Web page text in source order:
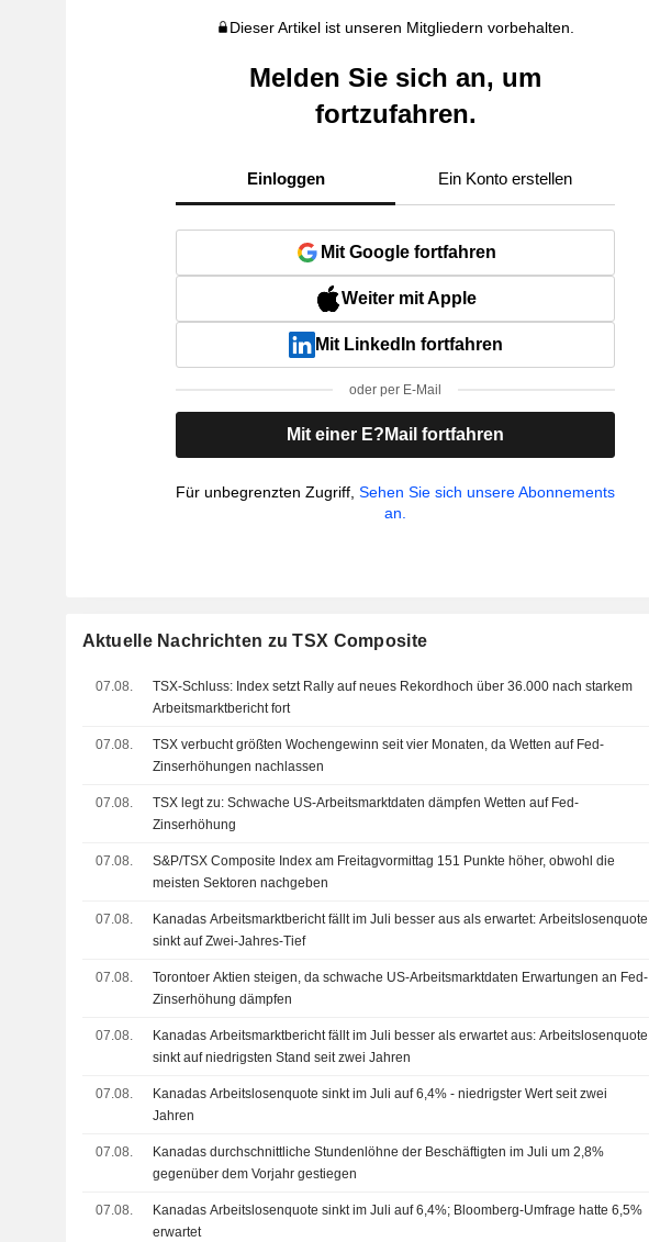
Dieser Artikel ist unseren Mitgliedern vorbehalten.
Melden Sie sich an, um
fortzufahren.
Einloggen Ein Konto erstellen
Mit Google fortfahren
Weiter mit Apple
Mit LinkedIn fortfahren
oder per E-Mail
Mit einer E?Mail fortfahren
Für unbegrenzten Zugriff,Sehen Sie sich unsere Abonnements
an.
Aktuelle Nachrichten zu TSX Composite
07.08.
TSX-Schluss: Index setzt Rally auf neues Rekordhoch über 36.000 nach starkem
Arbeitsmarktbericht fort
07.08.
TSX verbucht größten Wochengewinn seit vier Monaten, da Wetten auf Fed-
Zinserhöhungen nachlassen
07.08.
TSX legt zu: Schwache US-Arbeitsmarktdaten dämpfen Wetten auf Fed-
Zinserhöhung
07.08.
S&P/TSX Composite Index am Freitagvormittag 151 Punkte höher, obwohl die
meisten Sektoren nachgeben
07.08.
Kanadas Arbeitsmarktbericht fällt im Juli besser aus als erwartet: Arbeitslosenquote
sinkt auf Zwei-Jahres-Tief
07.08.
Torontoer Aktien steigen, da schwache US-Arbeitsmarktdaten Erwartungen an Fed-
Zinserhöhung dämpfen
07.08.
Kanadas Arbeitsmarktbericht fällt im Juli besser als erwartet aus: Arbeitslosenquote
sinkt auf niedrigsten Stand seit zwei Jahren
07.08.
Kanadas Arbeitslosenquote sinkt im Juli auf 6,4% - niedrigster Wert seit zwei
Jahren
07.08.
Kanadas durchschnittliche Stundenlöhne der Beschäftigten im Juli um 2,8%
gegenüber dem Vorjahr gestiegen
07.08.
Kanadas Arbeitslosenquote sinkt im Juli auf 6,4%; Bloomberg-Umfrage hatte 6,5%
erwartet